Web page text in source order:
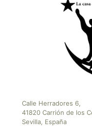
Calle Herradores 6,
41820 Carrión de los
Sevilla, España